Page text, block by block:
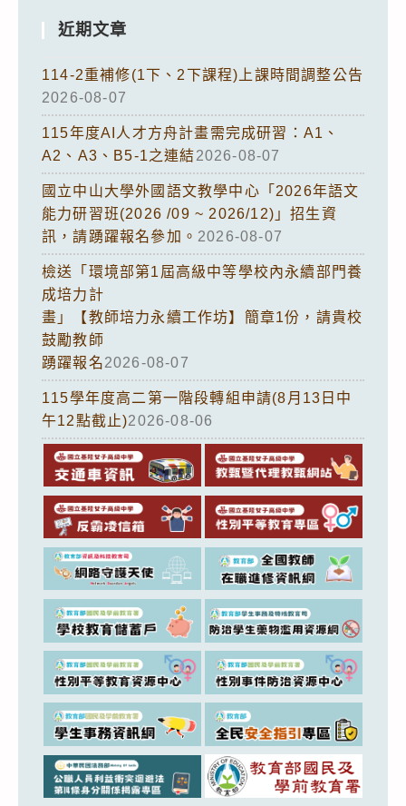
近期文章
114-2重補修(1下、2下課程)上課時間調整公告
2026-08-07
115年度AI人才方舟計畫需完成研習：A1、
A2、A3、B5-1之連結2026-08-07
國立中山大學外國語文教學中心「2026年語文
能力研習班(2026 /09 ~ 2026/12)」招生資
訊，請踴躍報名參加。 2026-08-07
檢送「環境部第1屆高級中等學校內永續部門養
成培力計
畫」【教師培力永續工作坊】簡章1份，請貴校
鼓勵教師
踴躍報名2026-08-07
115學年度高二第一階段轉組申請(8月13日中
午12點截止)2026-08-06